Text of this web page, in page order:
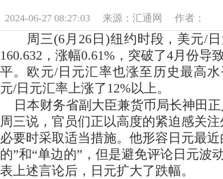
2024-06-27 08:27:03 来源：汇通网 作者：
周三(6月26日)纽约时段，美元/日
160.632，涨幅0.61%，突破了4月份导
平。欧元/日元汇率也涨至历史最高
元/日元汇率上涨了12%以上。
日本财务省副大臣兼货币局长神田正
周三说，官员们正以高度的紧迫感关
必要时采取适当措施。他形容日元最
的”和“单边的”，但是避免评论日元波
表上述言论后，日元扩大了跌幅。